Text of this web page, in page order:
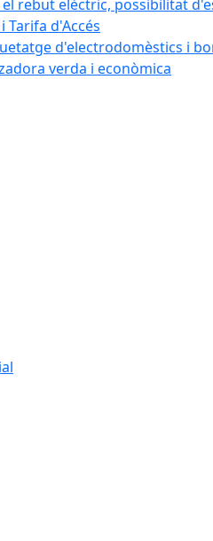
rebut elèctric, possibilitat
Tarifa d'Accés
d'electrodomèstics i
verda i econòmica